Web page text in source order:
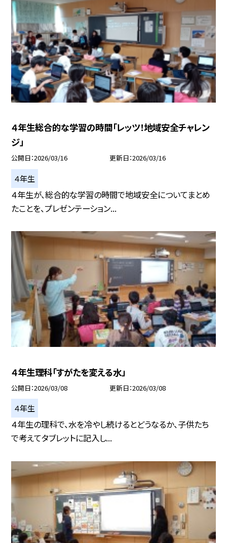
４年生総合的な学習の時間「レッツ！地域安全チャレン
ジ」
公開日 2026/03/16 更新日 2026/03/16
４年生
４年生が、総合的な学習の時間で地域安全についてまとめ
たことを、プレゼンテーション...
４年生理科「すがたを変える水」
公開日 2026/03/08 更新日 2026/03/08
４年生
４年生の理科で、水を冷やし続けるとどうなるか、子供たち
で考えてタブレットに記入し...